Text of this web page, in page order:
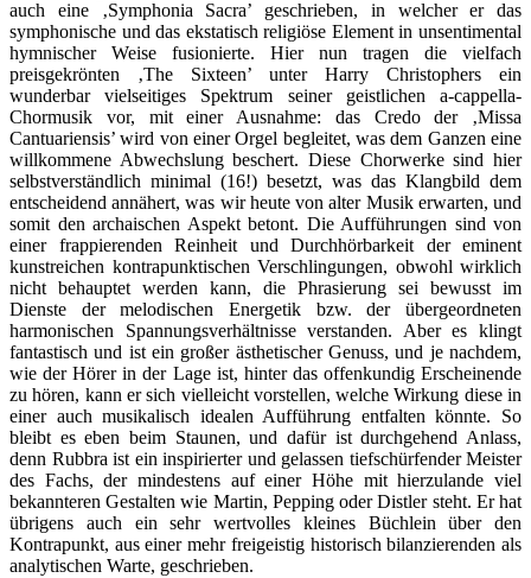
auch eine ‚Symphonia Sacra’ geschrieben, in welcher er das
symphonische und das ekstatisch religiöse Element in unsentimental
hymnischer Weise fusionierte. Hier nun tragen die vielfach
preisgekrönten ‚The Sixteen’ unter Harry Christophers ein
wunderbar vielseitiges Spektrum seiner geistlichen a-cappella-
Chormusik vor, mit einer Ausnahme: das Credo der ‚Missa
Cantuariensis’ wird von einer Orgel begleitet, was dem Ganzen eine
willkommene Abwechslung beschert. Diese Chorwerke sind hier
selbstverständlich minimal (16!) besetzt, was das Klangbild dem
entscheidend annähert, was wir heute von alter Musik erwarten, und
somit den archaischen Aspekt betont. Die Aufführungen sind von
einer frappierenden Reinheit und Durchhörbarkeit der eminent
kunstreichen kontrapunktischen Verschlingungen, obwohl wirklich
nicht behauptet werden kann, die Phrasierung sei bewusst im
Dienste der melodischen Energetik bzw. der übergeordneten
harmonischen Spannungsverhältnisse verstanden. Aber es klingt
fantastisch und ist ein großer ästhetischer Genuss, und je nachdem,
wie der Hörer in der Lage ist, hinter das offenkundig Erscheinende
zu hören, kann er sich vielleicht vorstellen, welche Wirkung diese in
einer auch musikalisch idealen Aufführung entfalten könnte. So
bleibt es eben beim Staunen, und dafür ist durchgehend Anlass,
denn Rubbra ist ein inspirierter und gelassen tiefschürfender Meister
des Fachs, der mindestens auf einer Höhe mit hierzulande viel
bekannteren Gestalten wie Martin, Pepping oder Distler steht. Er hat
übrigens auch ein sehr wertvolles kleines Büchlein über den
Kontrapunkt, aus einer mehr freigeistig historisch bilanzierenden als
analytischen Warte, geschrieben.